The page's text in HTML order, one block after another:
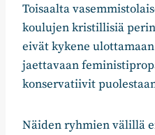
Toisaalta
koulujen kristillisiä
eivät kykene
jaettavaan
konservatiivit
Näiden ryhmien välillä